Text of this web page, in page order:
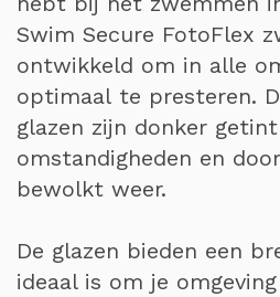
Swim Secure FotoFlex
ontwikkeld om in alle
optimaal te presteren.
glazen zijn donker
omstandigheden en
bewolkt weer.
De glazen bieden een
ideaal is om je